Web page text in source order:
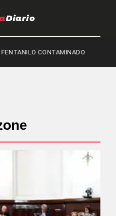
FENTANILO CONTAMINADO